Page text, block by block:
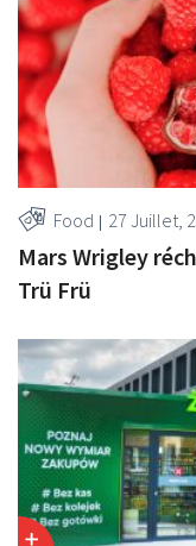
Food 27 Juillet,
Mars Wrigley
Trü Frü